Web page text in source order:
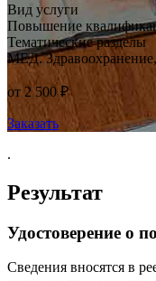
Вид услуги
Повышение
Тематические разделы
МЕД.
от 2 500 ₽
Заказать
.
Результат
Удостоверение о
Сведения вносятся в